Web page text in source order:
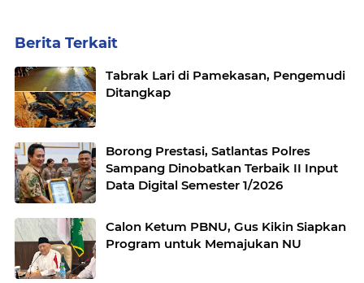
Berita Terkait
Tabrak Lari di Pamekasan, Pengemudi
Ditangkap
Borong Prestasi, Satlantas Polres
Sampang Dinobatkan Terbaik II Input
Data Digital Semester 1/2026
Calon Ketum PBNU, Gus Kikin Siapkan
Program untuk Memajukan NU